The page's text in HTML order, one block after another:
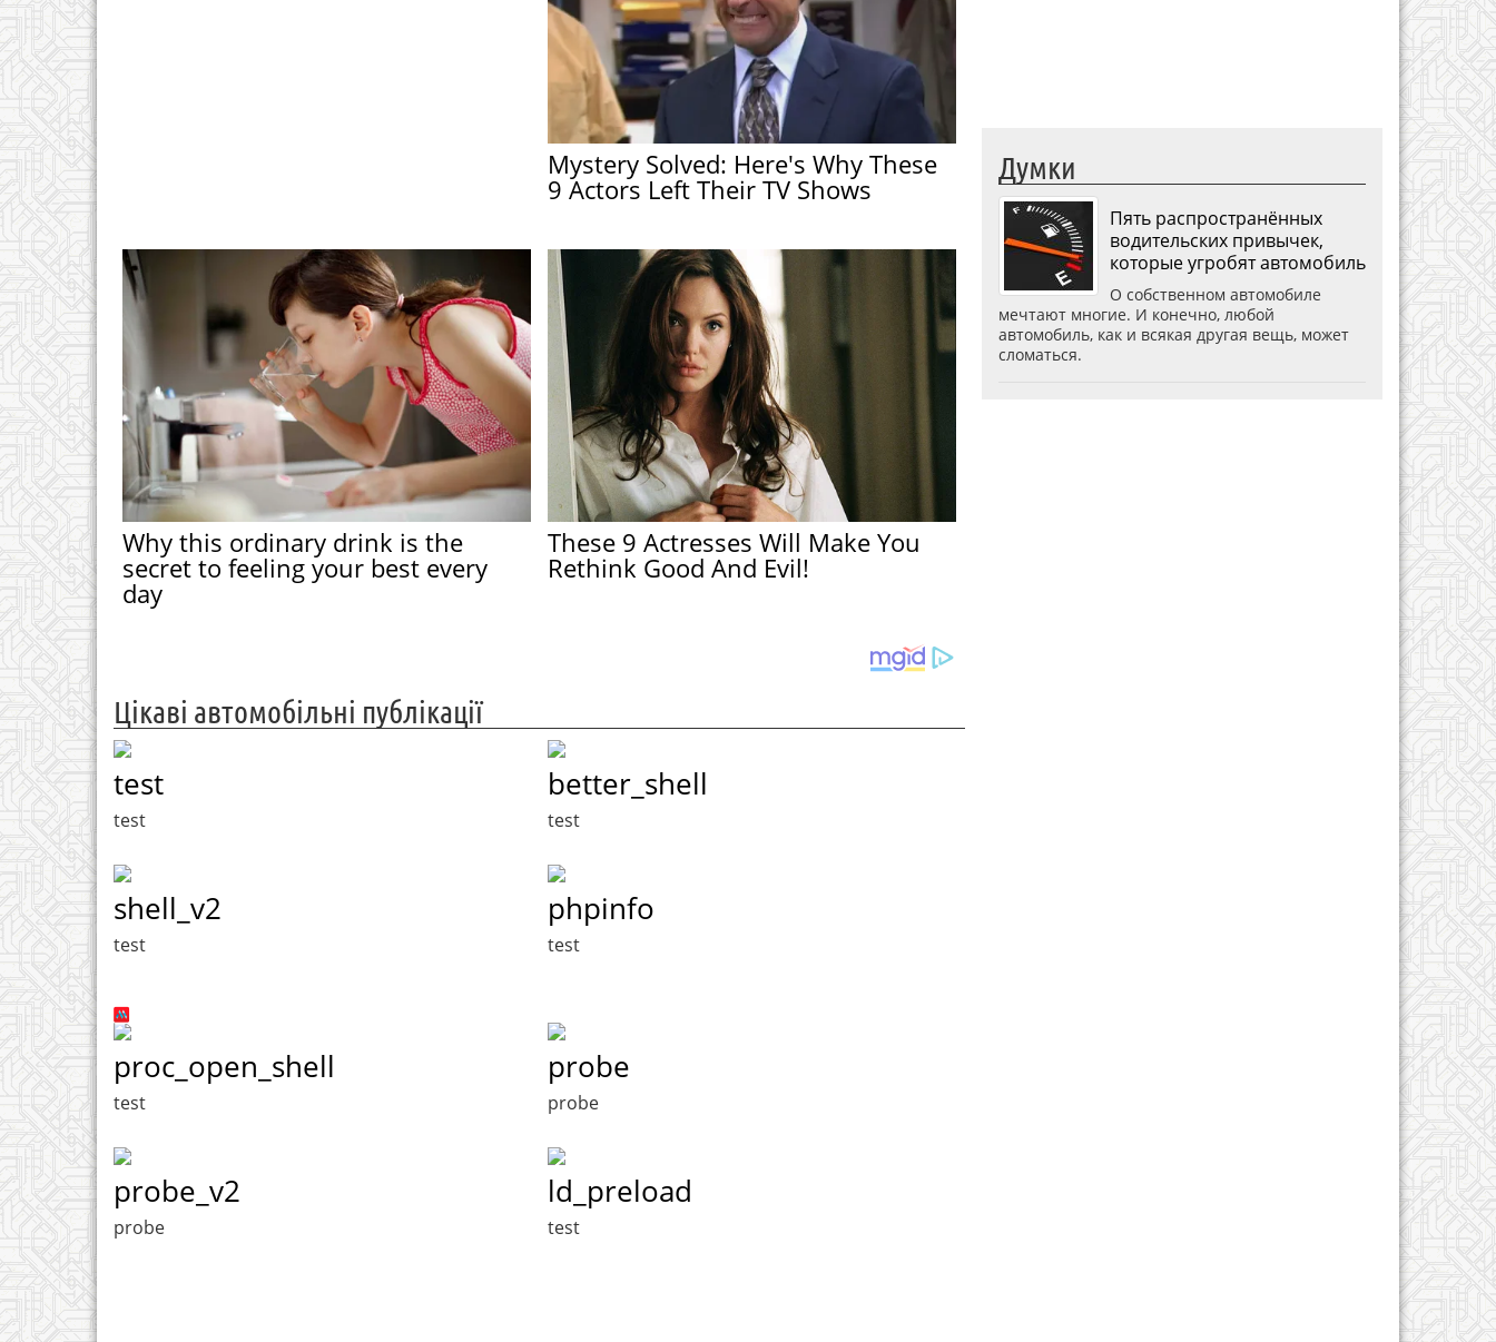
Mystery Solved: Here's Why These
9 Actors Left Their TV Shows
Why this ordinary drink is the
secret to feeling your best every
day
These 9 Actresses Will Make You
Rethink Good And Evil!
Цікаві автомобільні публікації
test
test
better_shell
test
shell_v2
test
phpinfo
test
proc_open_shell
test
probe
probe
probe_v2
probe
ld_preload
test
Думки
Пять распространённых
водительских привычек,
которые угробят автомобиль
О собственном автомобиле
мечтают многие. И конечно, любой
автомобиль, как и всякая другая вещь, может
сломаться.